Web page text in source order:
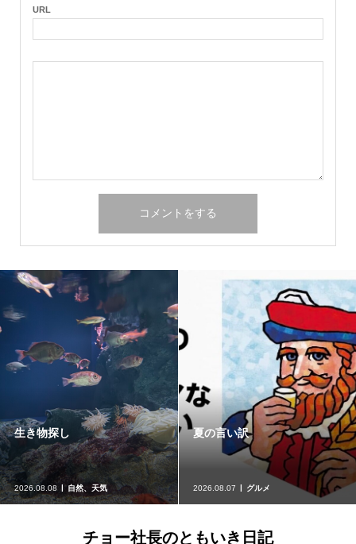
URL
生き物探し
2026.08.08 自然、天気
夏の言い訳
2026.08.07 グルメ
チョー社長のともいき日記